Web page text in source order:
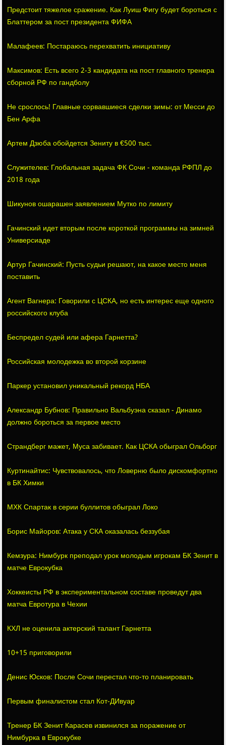
Предстоит тяжелое сражение. Как Луиш Фигу будет бороться с
Блаттером за пост президента ФИФА
Малафеев: Постараюсь перехватить инициативу
Максимов: Есть всего 2-3 кандидата на пост главного тренера
сборной РФ по гандболу
Не срослось! Главные сорвавшиеся сделки зимы: от Месси до
Бен Арфа
Артем Дзюба обойдется Зениту в €500 тыс.
Служителев: Глобальная задача ФК Сочи - команда РФПЛ до
2018 года
Шикунов ошарашен заявлением Мутко по лимиту
Гачинский идет вторым после короткой программы на зимней
Универсиаде
Артур Гачинский: Пусть судьи решают, на какое место меня
поставить
Агент Вагнера: Говорили с ЦСКА, но есть интерес еще одного
российского клуба
Беспредел судей или афера Гарнетта?
Российская молодежка во второй корзине
Паркер установил уникальный рекорд НБА
Александр Бубнов: Правильно Вальбуэна сказал - Динамо
должно бороться за первое место
Страндберг мажет, Муса забивает. Как ЦСКА обыграл Ольборг
Куртинайтис: Чувствовалось, что Ловерню было дискомфортно
в БК Химки
МХК Спартак в серии буллитов обыграл Локо
Борис Майоров: Атака у СКА оказалась беззубая
Кемзура: Нимбурк преподал урок молодым игрокам БК Зенит в
матче Еврокубка
Хоккеисты РФ в экспериментальном составе проведут два
матча Евротура в Чехии
КХЛ не оценила актерский талант Гарнетта
10+15 приговорили
Денис Юсков: После Сочи перестал что-то планировать
Первым финалистом стал Кот-ДИвуар
Тренер БК Зенит Карасев извинился за поражение от
Нимбурка в Еврокубке